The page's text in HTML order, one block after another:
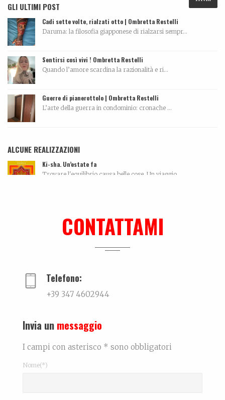
GLI ULTIMI POST
Cadi sette volte, rialzati otto | Ombretta Restelli
Daruma: la filosofia giapponese di rialzarsi sempr...
Sentirsi così vivi ! Ombretta Restelli
Quando l’amore scardina la razionalità e ri...
Guerre di pianerottolo | Ombretta Restelli
L’arte della guerra in condominio: cronache ...
ALCUNE REALIZZAZIONI
Ki-sha. Un’estate fa
Trovare l'equilibrio causa belle cose. Un viaggio...
CONTATTAMI
Telefono:
+39 347 4602944
Invia un messaggio
I campi con asterisco * sono obbligatori
Nome(*)